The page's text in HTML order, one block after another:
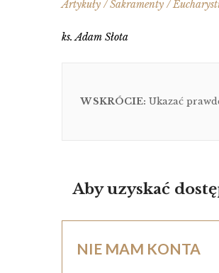
Artykuły / Sakramenty /
ks. Adam Słota
W SKRÓCIE: Ukazać
Aby uzyskać
NIE MAM KONTA